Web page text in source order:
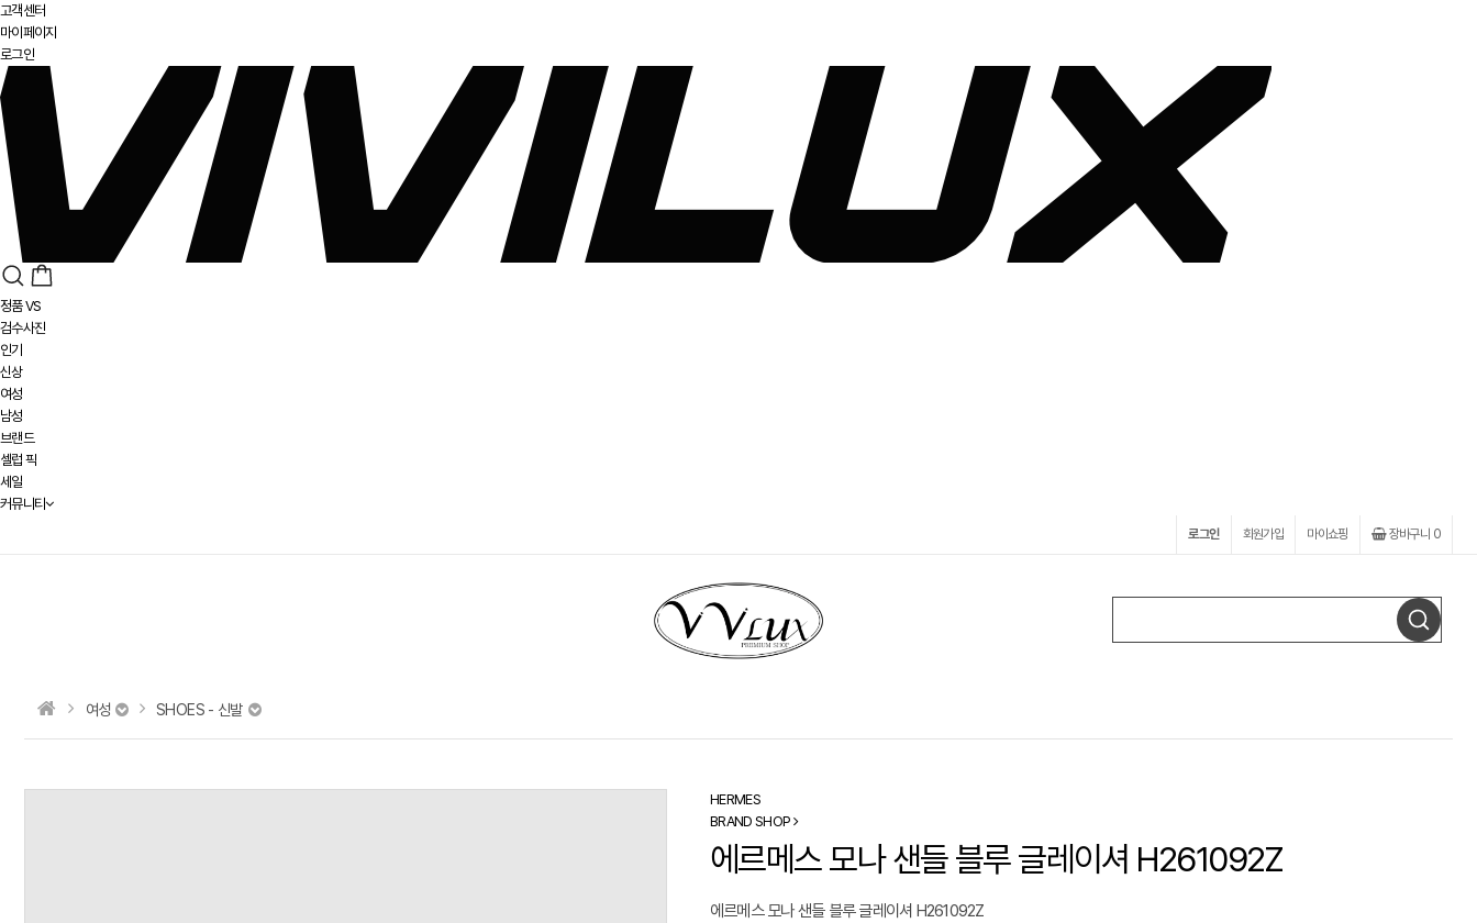
고객센터
마이페이지
로그인
정품 VS
검수사진
인기
신상
여성
남성
브랜드
셀럽 픽
세일
커뮤니티
장바구니 0
마이쇼핑
회원가입
로그인
여성 SHOES - 신발
HERMES
BRAND SHOP
에르메스 모나 샌들 블루 글레이셔 H261092Z
에르메스 모나 샌들 블루 글레이셔 H261092Z